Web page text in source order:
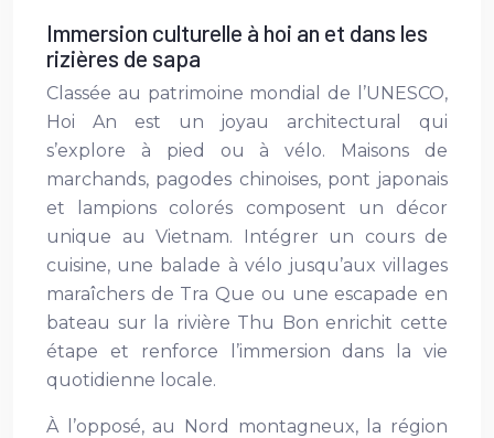
Immersion culturelle à hoi an et dans les
rizières de sapa
Classée au patrimoine mondial de l’UNESCO,
Hoi An est un joyau architectural qui
s’explore à pied ou à vélo. Maisons de
marchands, pagodes chinoises, pont japonais
et lampions colorés composent un décor
unique au Vietnam. Intégrer un cours de
cuisine, une balade à vélo jusqu’aux villages
maraîchers de Tra Que ou une escapade en
bateau sur la rivière Thu Bon enrichit cette
étape et renforce l’immersion dans la vie
quotidienne locale.
À l’opposé, au Nord montagneux, la région